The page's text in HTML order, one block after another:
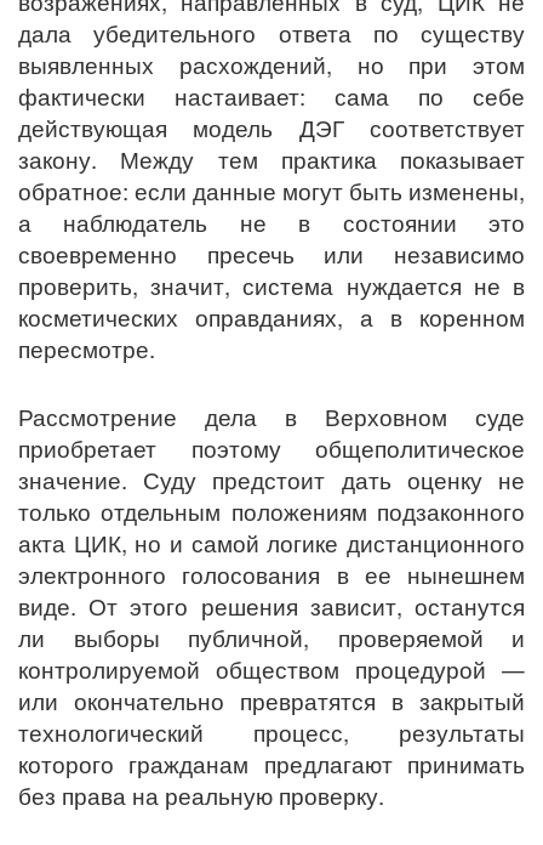
дала убедительного ответа по существу
выявленных расхождений, но при этом
фактически настаивает: сама по себе
действующая модель ДЭГ соответствует
закону. Между тем практика показывает
обратное: если данные могут быть изменены,
а наблюдатель не в состоянии это
своевременно пресечь или независимо
проверить, значит, система нуждается не в
косметических оправданиях, а в коренном
пересмотре.
Рассмотрение дела в Верховном суде
приобретает поэтому общеполитическое
значение. Суду предстоит дать оценку не
только отдельным положениям подзаконного
акта ЦИК, но и самой логике дистанционного
электронного голосования в ее нынешнем
виде. От этого решения зависит, останутся
ли выборы публичной, проверяемой и
контролируемой обществом процедурой —
или окончательно превратятся в закрытый
технологический процесс, результаты
которого гражданам предлагают принимать
без права на реальную проверку.